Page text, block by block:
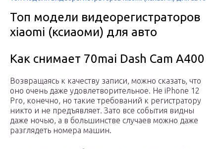
Топ модели видеорегистраторов
xiaomi (ксиаоми) для авто
Как снимает 70mai Dash Cam A400
Возвращаясь к качеству записи, можно сказать, что
оно очень даже удовлетворительное. Не iPhone 12
Pro, конечно, но такие требований к регистратору
никто и не предъявляет. Зато все события видны
даже ночью, а в большинстве случаев можно даже
разглядеть номера машин.